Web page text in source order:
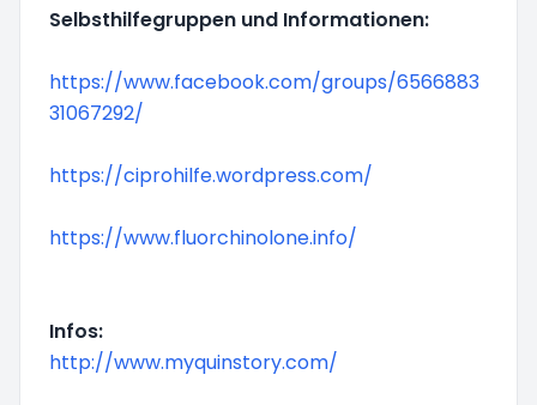
Selbsthilfegruppen und Informationen:
https://www.facebook.com/groups/6566883
31067292/
https://ciprohilfe.wordpress.com/
https://www.fluorchinolone.info/
Infos:
http://www.myquinstory.com/